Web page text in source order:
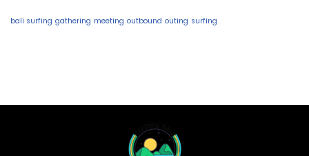
bali surfing gathering meeting outbound outing surfing